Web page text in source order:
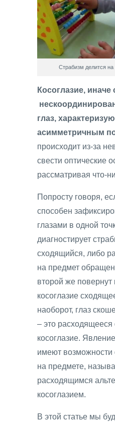
Страбизм делится на
Косоглазие, иначе
глаз,
асимметричным
происходит из-за
свести оптические
рассматривая что-
Попросту говоря,
способен
глазами в одной
диагностирует
сходящийся, либо
на предмет
второй же повернут
косоглазие
наоборот, глаз
– это
косоглазие.
имеют возможности
на предмете,
расходящимся
косоглазием.
В этой статье мы